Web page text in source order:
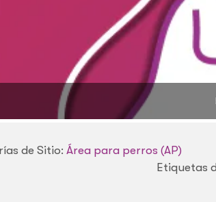
de Sitio: Área para perros (AP)
Etiquetas